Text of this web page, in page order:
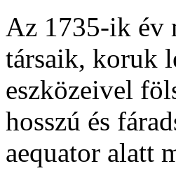
Az 1735-ik év
társaik, koruk
eszközeivel
hosszú és
aequator alatt